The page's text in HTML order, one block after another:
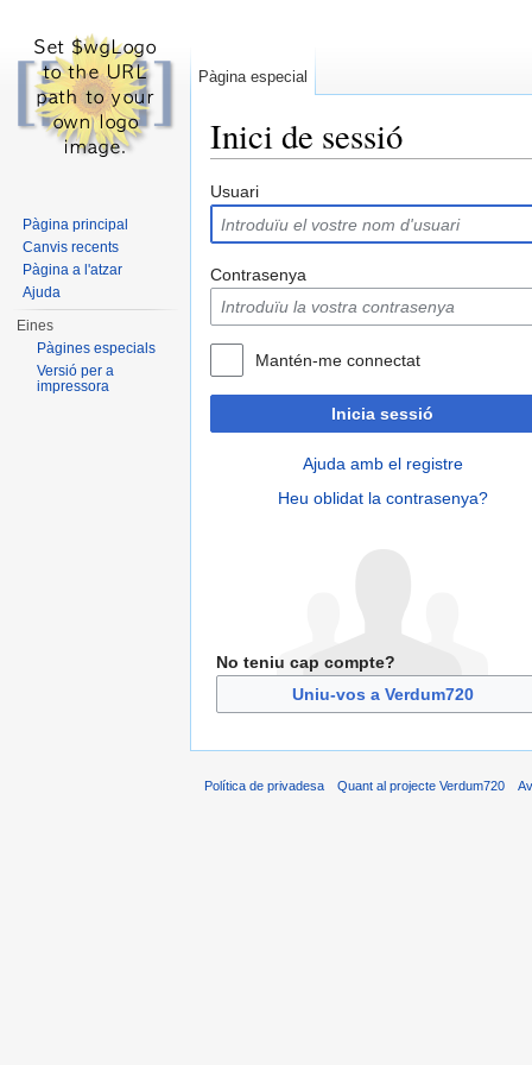
Inici de sessió
Usuari
Contrasenya
Mantén-me connectat
Inicia sessió
Ajuda amb el registre
Heu oblidat la contrasenya?
No teniu cap compte?
Uniu-vos a Verdum720
Pàgina especial
Pàgina principal
Canvis recents
Pàgina a l'atzar
Ajuda
Eines
Pàgines especials
Versió per a
impressora
Política de privadesa Quant al projecte Verdum720